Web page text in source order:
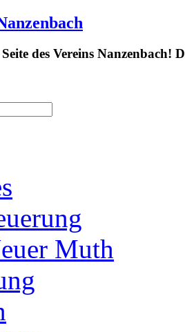
des Vereins Nanzenbach!
Muth